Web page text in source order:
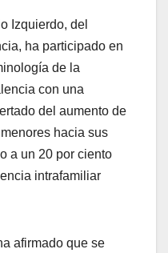
Izquierdo, del
ha participado en
de la
con una
del aumento de
hacia sus
a un 20 por ciento
intrafamiliar
afirmado que se